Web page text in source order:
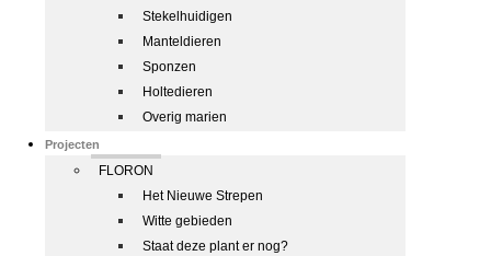
Stekelhuidigen
Manteldieren
Sponzen
Holtedieren
Overig marien
Projecten
FLORON
Het Nieuwe Strepen
Witte gebieden
Staat deze plant er nog?